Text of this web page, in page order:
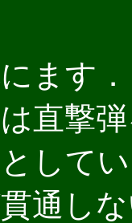
ます．
直撃
して
通し